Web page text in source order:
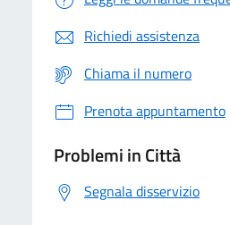
Richiedi assistenza
Chiama il numero
Prenota appuntamento
Problemi in Città
Segnala disservizio